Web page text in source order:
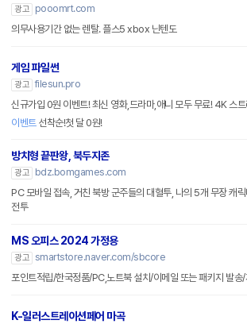
광고
pooomrt.com
의무사용기간 없는 렌탈. 플스5 xbox 닌텐도
게임 파일썬
광고 filesun.pro
신규가입 0원 이벤트! 최신 영화,드라마,애니 모두 무료! 4K 스
이벤트선착순!첫 달 0원!
방치형 끝판왕, 북두지존
광고
bdz.bomgames.com
PC 모바일 접속, 거친 북방 군주들의 대혈투, 나의 5개 무장 캐릭
전투
MS 오피스 2024 가정용
광고 smartstore.naver.com/sbcore
포인트적립/한국정품/PC,노트북 설치/이메일 또는 패키지 발송/
K-일러스트레이션페어 마곡